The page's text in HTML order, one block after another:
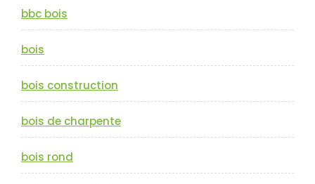
bbc bois
bois
bois construction
bois de charpente
bois rond